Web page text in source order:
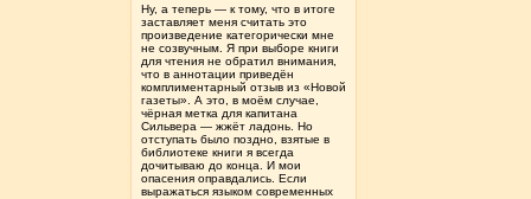
Ну, а теперь — к тому, что в итоге
заставляет меня считать это
произведение категорически мне
не созвучным. Я при выборе книги
для чтения не обратил внимания,
что в аннотации приведён
комплиментарный отзыв из «Новой
газеты». А это, в моём случае,
чёрная метка для капитана
Сильвера — жжёт ладонь. Но
отступать было поздно, взятые в
библиотеке книги я всегда
дочитываю до конца. И мои
опасения оправдались. Если
выражаться языком современных